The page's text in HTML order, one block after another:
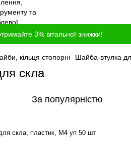
3% вітальної знижки!
кільця стопорні Шайба-втулка
скла
За популярністю
скла, пластик, M4 уп 50 шт